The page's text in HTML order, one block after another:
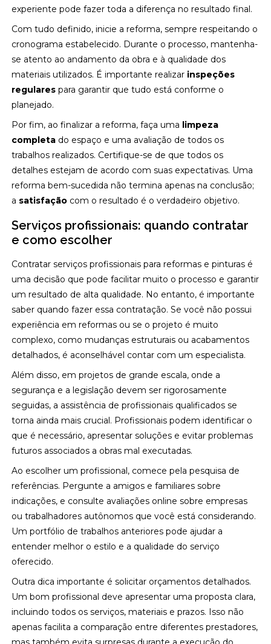
experiente pode fazer toda a diferença no resultado final.
Com tudo definido, inicie a reforma, sempre respeitando o
cronograma estabelecido. Durante o processo, mantenha-
se atento ao andamento da obra e à qualidade dos
materiais utilizados. É importante realizar inspeções
regulares para garantir que tudo está conforme o
planejado.
Por fim, ao finalizar a reforma, faça uma limpeza
completa do espaço e uma avaliação de todos os
trabalhos realizados. Certifique-se de que todos os
detalhes estejam de acordo com suas expectativas. Uma
reforma bem-sucedida não termina apenas na conclusão;
a satisfação com o resultado é o verdadeiro objetivo.
Serviços profissionais: quando contratar
e como escolher
Contratar serviços profissionais para reformas e pinturas é
uma decisão que pode facilitar muito o processo e garantir
um resultado de alta qualidade. No entanto, é importante
saber quando fazer essa contratação. Se você não possui
experiência em reformas ou se o projeto é muito
complexo, como mudanças estruturais ou acabamentos
detalhados, é aconselhável contar com um especialista.
Além disso, em projetos de grande escala, onde a
segurança e a legislação devem ser rigorosamente
seguidas, a assistência de profissionais qualificados se
torna ainda mais crucial. Profissionais podem identificar o
que é necessário, apresentar soluções e evitar problemas
futuros associados a obras mal executadas.
Ao escolher um profissional, comece pela pesquisa de
referências. Pergunte a amigos e familiares sobre
indicações, e consulte avaliações online sobre empresas
ou trabalhadores autônomos que você está considerando.
Um portfólio de trabalhos anteriores pode ajudar a
entender melhor o estilo e a qualidade do serviço
oferecido.
Outra dica importante é solicitar orçamentos detalhados.
Um bom profissional deve apresentar uma proposta clara,
incluindo todos os serviços, materiais e prazos. Isso não
apenas facilita a comparação entre diferentes prestadores,